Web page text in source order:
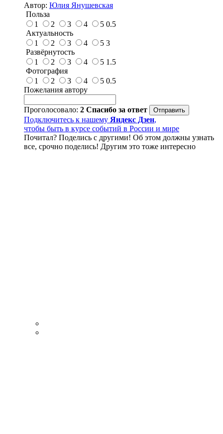
Автор: Юлия Янушевская
Польза
1
2 3 4 5 0.5
Актуальность
1
2 3 4 5 3
Развёрнутость
1
2 3 4 5 1.5
Фотография
1
2 3 4 5 0.5
Пожелания автору
Проголосовало: 2 Спасибо за ответ
Подключитесь к нашему Яндекс Дзен,
чтобы быть в курсе событий в России и мире
Почитал? Поделись с другими! Об этом должны узнать
все, срочно поделись! Другим это тоже интересно